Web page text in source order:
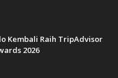
Kembali Raih TripAdvisor
2026